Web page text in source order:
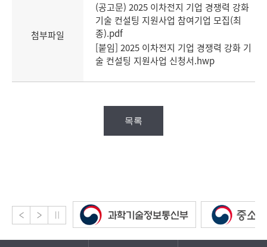
첨부파일
(공고문) 2025 이차전지 기업 경쟁력 강화
기술 컨설팅 지원사업 참여기업 모집(최
종).pdf
[붙임] 2025 이차전지 기업 경쟁력 강화 기
술 컨설팅 지원사업 신청서.hwp
목록